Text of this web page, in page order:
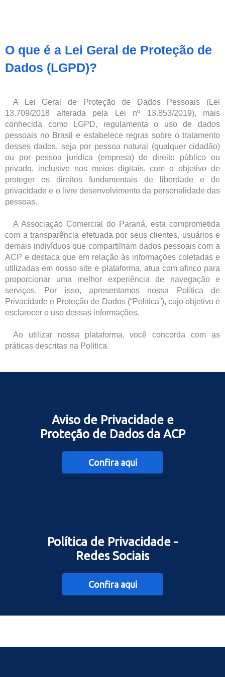
O que é a Lei Geral de Proteção de
Dados (LGPD)?
A Lei Geral de Proteção de Dados Pessoais (Lei
13.709/2018 alterada pela Lei nº 13.853/2019), mais
conhecida como LGPD, regulamenta o uso de dados
pessoais no Brasil e estabelece regras sobre o tratamento
desses dados, seja por pessoa natural (qualquer cidadão)
ou por pessoa jurídica (empresa) de direito público ou
privado, inclusive nos meios digitais, com o objetivo de
proteger os direitos fundamentais de liberdade e de
privacidade e o livre desenvolvimento da personalidade das
pessoas.
A Associação Comercial do Paraná, esta comprometida
com a transparência efetuada por seus clientes, usuários e
demais indivíduos que compartilham dados pessoais com a
ACP e destaca que em relação às informações coletadas e
utilizadas em nosso site e plataforma, atua com afinco para
proporcionar uma melhor experiência de navegação e
serviços. Por isso, apresentamos nossa Política de
Privacidade e Proteção de Dados (“Política”), cujo objetivo é
esclarecer o uso dessas informações.
Ao utilizar nossa plataforma, você concorda com as
práticas descritas na Política.
Aviso de Privacidade e
Proteção de Dados da ACP
Confira aqui
Política de Privacidade -
Redes Sociais
Confira aqui